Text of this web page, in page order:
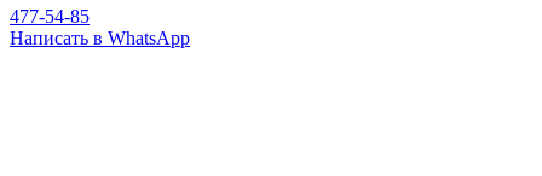
477-54-85
Написать в WhatsApp